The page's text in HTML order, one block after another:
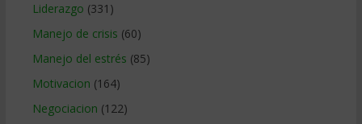
Liderazgo (331)
Manejo de crisis (60)
Manejo del estrés (85)
Motivacion (164)
Negociacion (122)